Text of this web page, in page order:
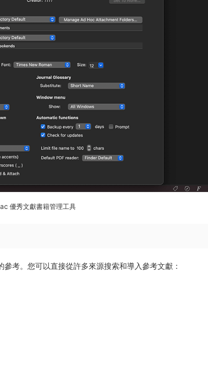
優秀文獻書籍管理工具
考。您可以直接從許多來源搜索和導入參考文獻：